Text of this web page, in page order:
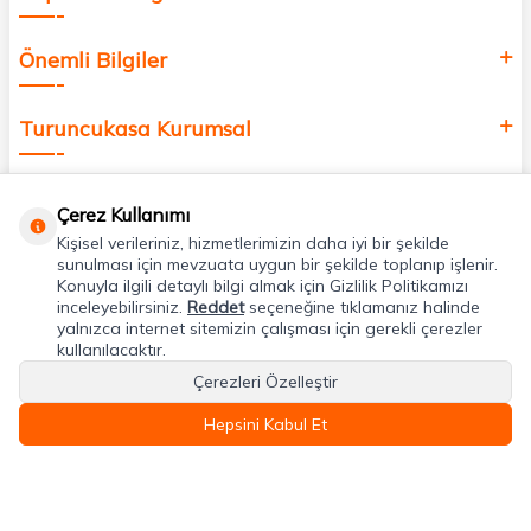
Önemli Bilgiler
Turuncukasa Kurumsal
Uygulamalarımız
Adres & İletişim
Çerez Kullanımı
Kişisel verileriniz, hizmetlerimizin daha iyi bir şekilde
sunulması için mevzuata uygun bir şekilde toplanıp işlenir.
Konuyla ilgili detaylı bilgi almak için Gizlilik Politikamızı
inceleyebilirsiniz. Reddetseçeneğine tıklamanız halinde
yalnızca internet sitemizin çalışması için gerekli çerezler
kullanılacaktır.
Çerezleri Özelleştir
Hepsini Kabul Et